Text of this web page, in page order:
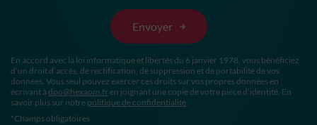
En accord avec la loi informatique et libertés du 6 janvier 1978, vous bénéficiez
d’un droit d’accès, de rectification, de suppression et de portabilité de vos
données. Vous seul pouvez exercer ces droits sur vos propres données en
écrivant à dpo@hexaom.fr en joignant une copie de votre pièce d’identité. En
savoir plus sur notre politique de confidentialité.
*Champs obligatoires